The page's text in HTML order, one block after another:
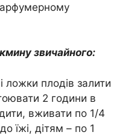
звичайного:
ложки плодів залити
2 години в
вживати по 1/4
їжі, дітям – по 1